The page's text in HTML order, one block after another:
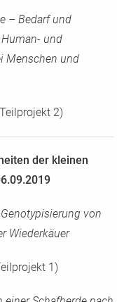
– Bedarf und
und
Menschen und
2)
der kleinen
von
Wiederkäuer
1)